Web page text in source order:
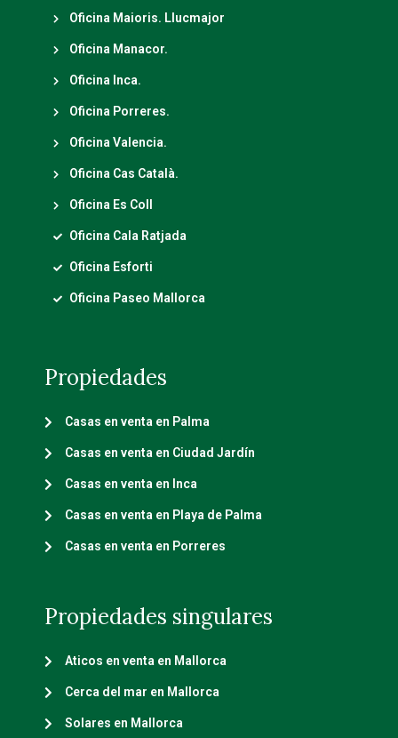
Oficina Maioris. Llucmajor
Oficina Manacor.
Oficina Inca.
Oficina Porreres.
Oficina Valencia.
Oficina Cas Català.
Oficina Es Coll
Oficina Cala Ratjada
Oficina Esforti
Oficina Paseo Mallorca
Propiedades
Casas en venta en Palma
Casas en venta en Ciudad Jardín
Casas en venta en Inca
Casas en venta en Playa de Palma
Casas en venta en Porreres
Propiedades singulares
Aticos en venta en Mallorca
Cerca del mar en Mallorca
Solares en Mallorca